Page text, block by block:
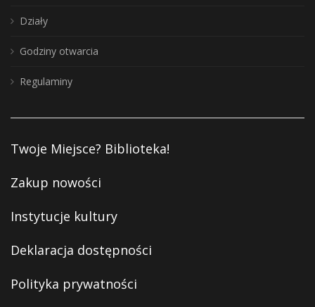
Działy
Godziny otwarcia
Regulaminy
Twoje Miejsce? Biblioteka!
Zakup nowości
Instytucje kultury
Deklaracja dostępności
Polityka prywatności